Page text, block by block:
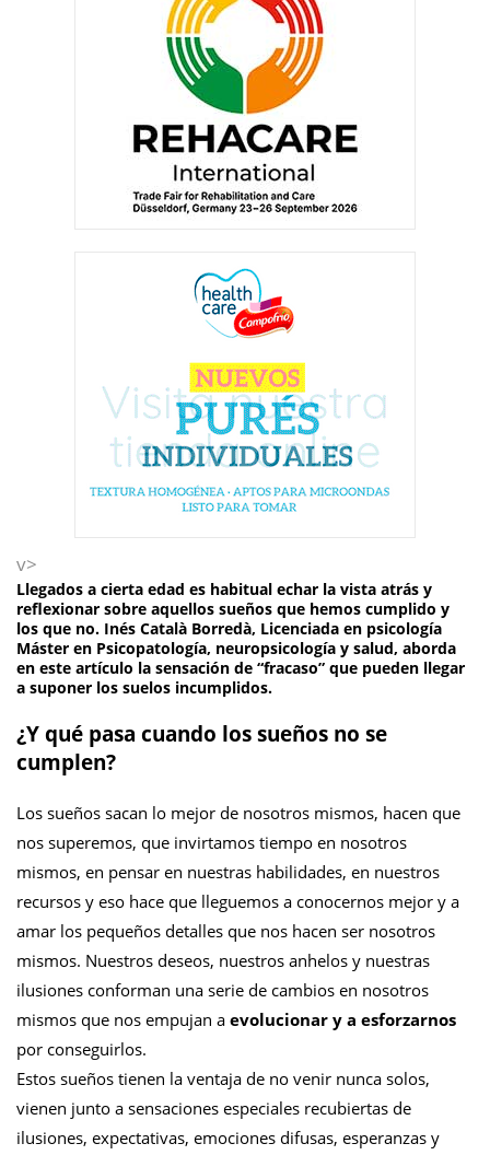
v>
Llegados a cierta edad es habitual echar la vista atrás y
reflexionar sobre aquellos sueños que hemos cumplido y
los que no. Inés Català Borredà, Licenciada en psicología
Máster en Psicopatología, neuropsicología y salud, aborda
en este artículo la sensación de “fracaso” que pueden llegar
a suponer los suelos incumplidos.
¿Y qué pasa cuando los sueños no se
cumplen?
Los sueños sacan lo mejor de nosotros mismos, hacen que
nos superemos, que invirtamos tiempo en nosotros
mismos, en pensar en nuestras habilidades, en nuestros
recursos y eso hace que lleguemos a conocernos mejor y a
amar los pequeños detalles que nos hacen ser nosotros
mismos. Nuestros deseos, nuestros anhelos y nuestras
ilusiones conforman una serie de cambios en nosotros
mismos que nos empujan a evolucionar y a esforzarnos
por conseguirlos.
Estos sueños tienen la ventaja de no venir nunca solos,
vienen junto a sensaciones especiales recubiertas de
ilusiones, expectativas, emociones difusas, esperanzas y